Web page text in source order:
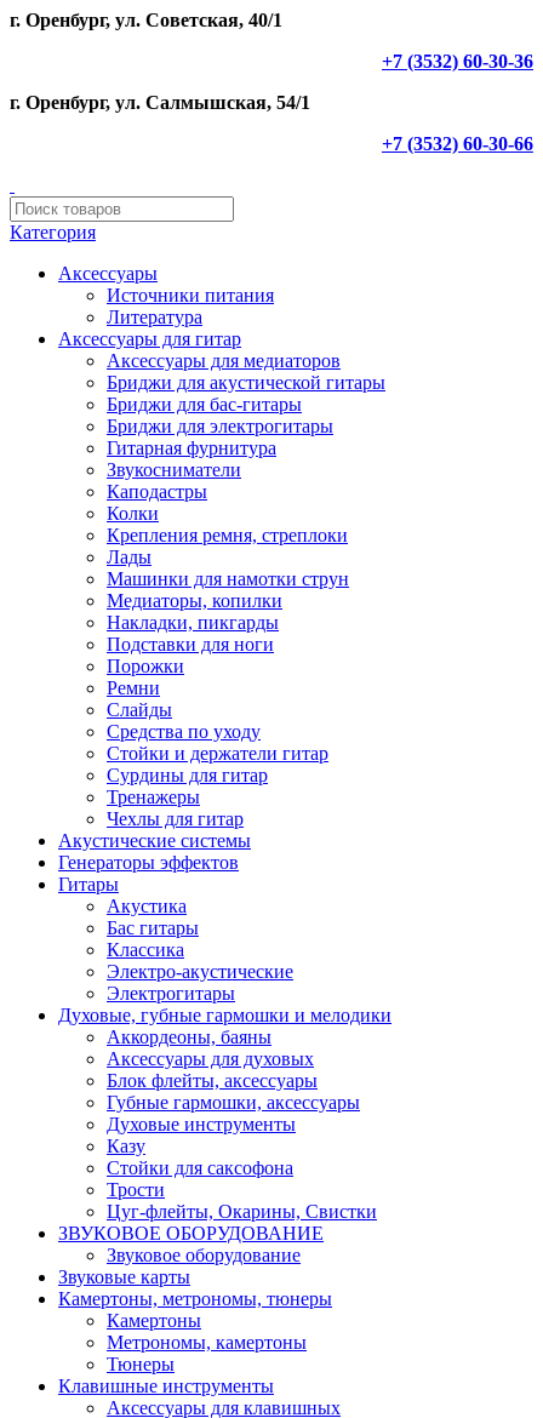
г. Оренбург, ул. Советская, 40/1
+7 (3532) 60-30-36
г. Оренбург, ул. Салмышская, 54/1
+7 (3532) 60-30-66
Категория
Аксессуары
Источники питания
Литература
Аксессуары для гитар
Аксессуары для медиаторов
Бриджи для акустической гитары
Бриджи для бас-гитары
Бриджи для электрогитары
Гитарная фурнитура
Звукосниматели
Каподастры
Колки
Крепления ремня, стреплоки
Лады
Машинки для намотки струн
Медиаторы, копилки
Накладки, пикгарды
Подставки для ноги
Порожки
Ремни
Слайды
Средства по уходу
Стойки и держатели гитар
Сурдины для гитар
Тренажеры
Чехлы для гитар
Акустические системы
Генераторы эффектов
Гитары
Акустика
Бас гитары
Классика
Электро-акустические
Электрогитары
Духовые, губные гармошки и мелодики
Аккордеоны, баяны
Аксессуары для духовых
Блок флейты, аксессуары
Губные гармошки, аксессуары
Духовые инструменты
Казу
Стойки для саксофона
Трости
Цуг-флейты, Окарины, Свистки
ЗВУКОВОЕ ОБОРУДОВАНИЕ
Звуковое оборудование
Звуковые карты
Камертоны, метрономы, тюнеры
Камертоны
Метрономы, камертоны
Тюнеры
Клавишные инструменты
Аксессуары для клавишных